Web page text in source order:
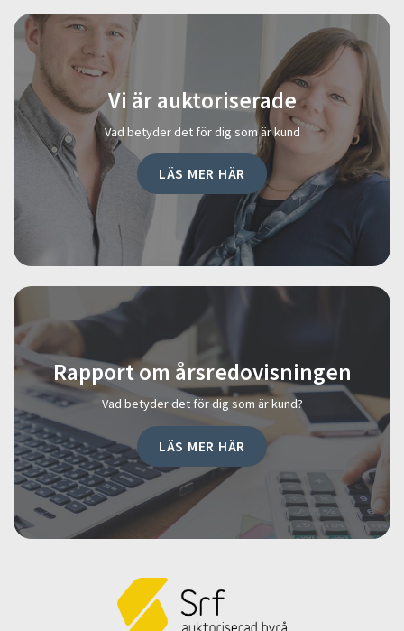
Vi är auktoriserade
Vad betyder det för dig som är kund
LÄS MER HÄR
Rapport om årsredovisningen
Vad betyder det för dig som är kund?
LÄS MER HÄR